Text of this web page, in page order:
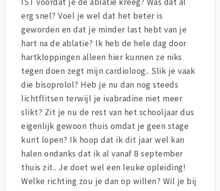
erg snel? Voel je wel dat het beter is
geworden en dat je minder last hebt van je
hart na de ablatie? Ik heb de hele dag door
hartkloppingen alleen hier kunnen ze niks
tegen doen zegt mijn cardioloog.. Slik je vaak
die bisoprolol? Heb je nu dan nog steeds
lichtflitsen terwijl je ivabradine niet meer
slikt? Zit je nu de rest van het schooljaar dus
eigenlijk gewoon thuis omdat je geen stage
kunt lopen? Ik hoop dat ik dit jaar wel kan
halen ondanks dat ik al vanaf 8 september
thuis zit.. Je doet wel een leuke opleiding!
Welke richting zou je dan op willen? Wil je bij